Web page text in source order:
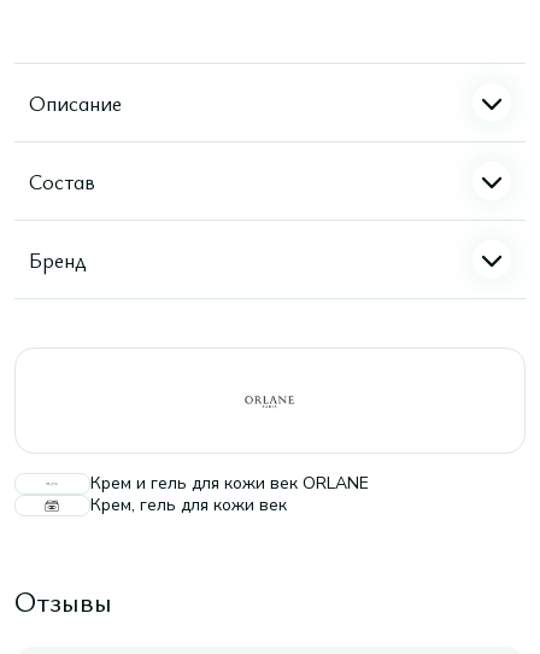
Описание
Состав
Бренд
Крем и гель для кожи век ORLANE
Крем, гель для кожи век
Отзывы